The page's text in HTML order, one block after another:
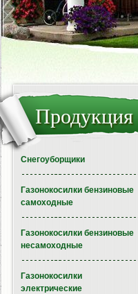
Продукция
Снегоуборщики
Газонокосилки бензиновые
самоходные
Газонокосилки бензиновые
несамоходные
Газонокосилки
электрические